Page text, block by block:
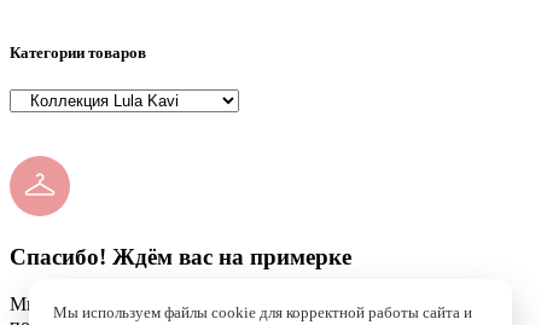
Категории товаров
Спасибо! Ждём вас на примерке
Мы уже получили вашу заявку и скоро свяжемся, чтобы
Мы используем файлы cookie для корректной работы сайта и